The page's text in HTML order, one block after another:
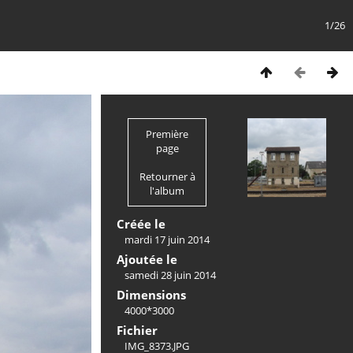
1/26
Première
page
Retourner à
l'album
Créée le
mardi 17 juin 2014
Ajoutée le
samedi 28 juin 2014
Dimensions
4000*3000
Fichier
IMG_8373.JPG